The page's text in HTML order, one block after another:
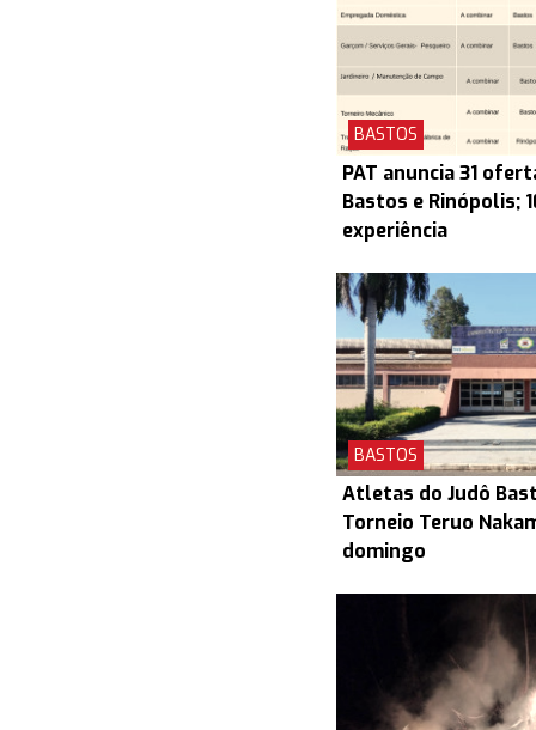
BASTOS
PAT anuncia 31
Bastos e Rinópolis;
experiência
BASTOS
Atletas do Judô
Torneio Teruo
domingo